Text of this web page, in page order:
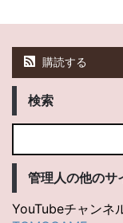
購読する
検索
管理人の他のサ
YouTubeチャンネ